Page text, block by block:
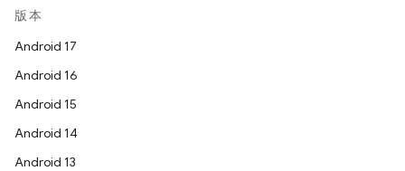
版本
Android 17
Android 16
Android 15
Android 14
Android 13